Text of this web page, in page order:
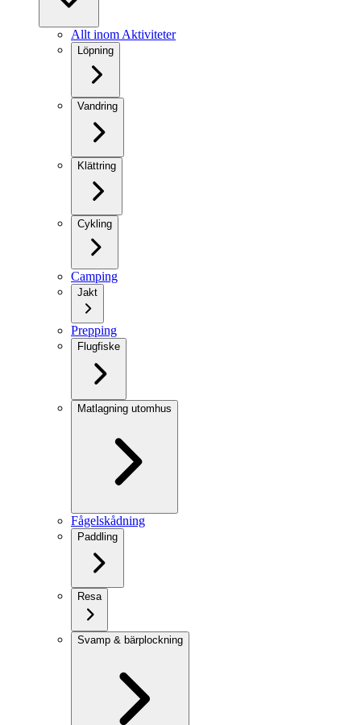
Allt inom Aktiviteter
Löpning
Vandring
Klättring
Cykling
Camping
Jakt
Prepping
Flugfiske
Matlagning utomhus
Fågelskådning
Paddling
Resa
Svamp & bärplockning